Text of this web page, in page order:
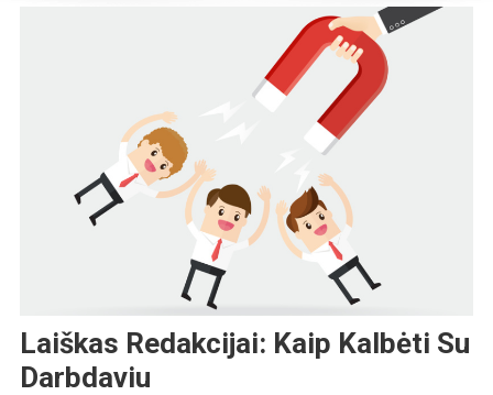
Laiškas Redakcijai: Kaip Kalbėti Su
Darbdaviu